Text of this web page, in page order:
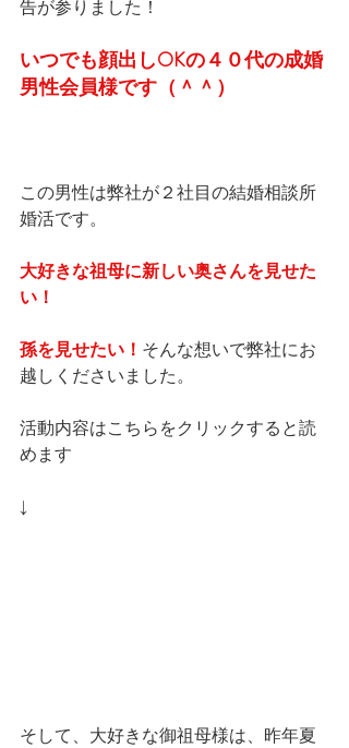
告が参りました！
いつでも顔出しOKの４０代の成婚
男性会員様です（＾＾）
この男性は弊社が２社目の結婚相談所
婚活です。
大好きな祖母に新しい奥さんを見せた
い！
孫を見せたい！ そんな想いで弊社にお
越しくださいました。
活動内容はこちらをクリックすると読
めます
↓
そして、大好きな御祖母様は、昨年夏